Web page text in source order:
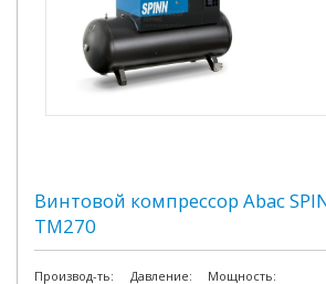
Винтовой компрессор Abac
TM270
Производ-ть: Давление: Мощность: